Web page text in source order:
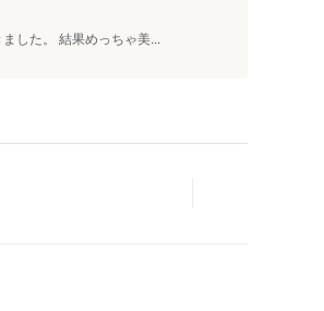
した。 結果めっちゃ美...